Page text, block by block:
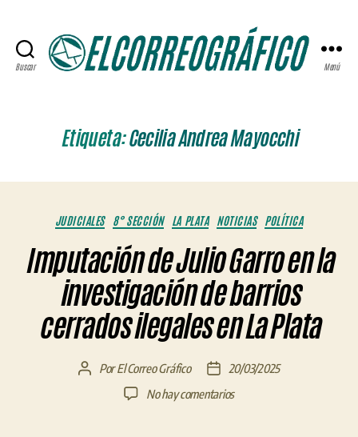
Buscar Menú
Etiqueta:Cecilia Andrea Mayocchi
Categorías
JUDICIALES 8° SECCIÓN LA PLATA NOTICIAS POLÍTICA
Imputación de Julio Garro en la
investigación de barrios
cerrados ilegales en La Plata
AutorPorEl Correo Gráfico
Fecha20/03/2025
No hay comentariosen